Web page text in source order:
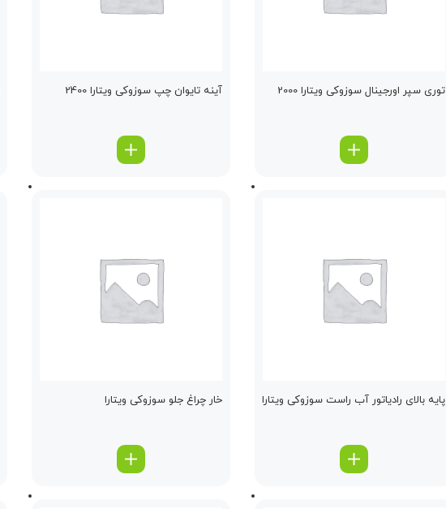
توری سپر اورجینال سوزوکی ویتارا 2000 آینه تایوان چپ سوزوکی ویتارا 2400
پایه بالای رادیاتور آب راست سوزوکی ویتارا خار چراغ جلو سوزوکی ویتارا